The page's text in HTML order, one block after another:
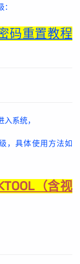
码重置教程
系统，
，具体使用方法如
（含视